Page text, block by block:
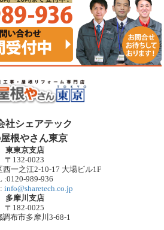
社シェアテック
根やさん東京
東東京支店
〒132-0023
一之江2-10-17 大場ビル1F
:0120-989-936
info@sharetech.co.jp
多摩川支店
〒182-0025
調布市多摩川3-68-1